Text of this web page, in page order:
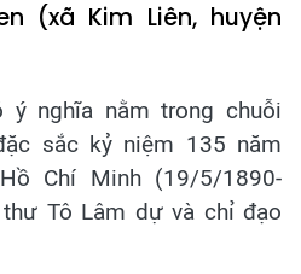
(xã Kim Liên, huyện
nghĩa nằm trong chuỗi
sắc kỷ niệm 135 năm
Chí Minh (19/5/1890-
Tô Lâm dự và chỉ đạo